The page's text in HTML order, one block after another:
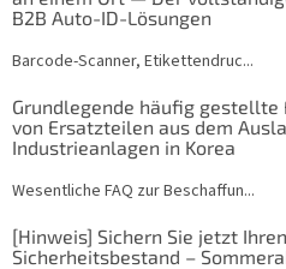
B2B Auto-ID-Lösungen
Barcode-Scanner, Etikettendruc...
Grundlegende häufig gestellte
von Ersatzteilen aus dem
Industrieanlagen in Korea
Wesentliche FAQ zur Beschaffun...
[Hinweis] Sichern Sie jetzt
Sicherheitsbestand –